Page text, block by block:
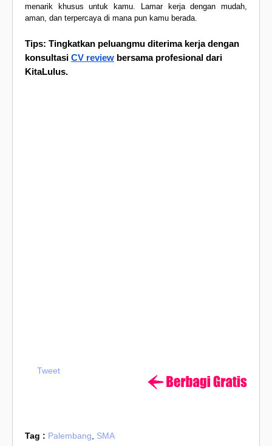
menarik khusus untuk kamu. Lamar kerja dengan mudah,
aman, dan terpercaya di mana pun kamu berada.
Tips: Tingkatkan peluangmu diterima kerja dengan
konsultasi CV review bersama profesional dari
KitaLulus.
Tweet
Tag : Palembang SMA